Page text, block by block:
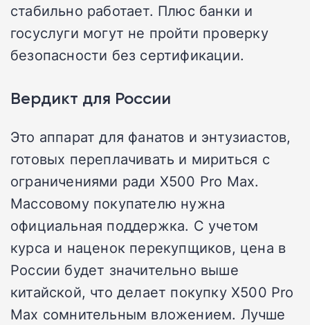
стабильно работает. Плюс банки и
госуслуги могут не пройти проверку
безопасности без сертификации.
Вердикт для России
Это аппарат для фанатов и энтузиастов,
готовых переплачивать и мириться с
ограничениями ради X500 Pro Max.
Массовому покупателю нужна
официальная поддержка. С учетом
курса и наценок перекупщиков, цена в
России будет значительно выше
китайской, что делает покупку X500 Pro
Max сомнительным вложением. Лучше